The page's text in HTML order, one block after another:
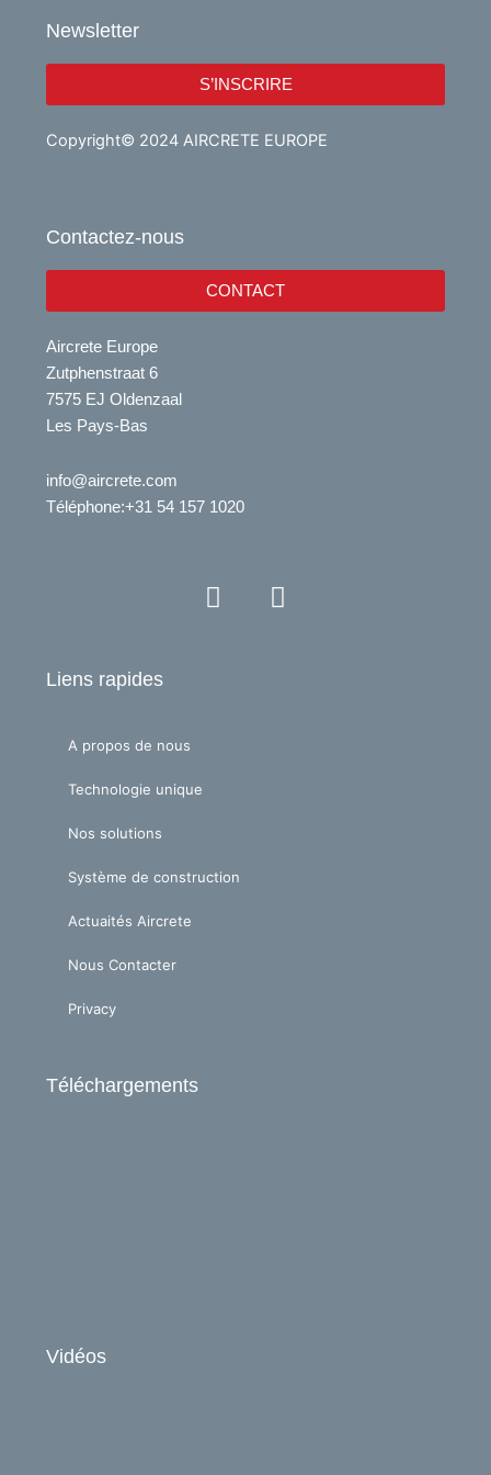
Newsletter
S’INSCRIRE
Copyright© 2024 AIRCRETE EUROPE
Contactez-nous
CONTACT
Aircrete Europe
Zutphenstraat 6
7575 EJ Oldenzaal
Les Pays-Bas
info@aircrete.com
Téléphone:+31 54 157 1020
Y
o
L
i
Liens rapides
A propos de nous
Technologie unique
Nos solutions
Système de construction
Actuaités Aircrete
Nous Contacter
Privacy
Téléchargements
Vidéos